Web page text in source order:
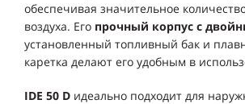
обеспечивая значительное
воздуха. Его прочный корпус с
установленный топливный бак и
каретка делают его удобным в
IDE 50 D идеально подходит для